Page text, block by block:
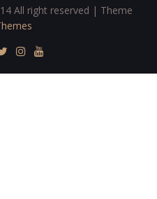
All right reserved | Theme